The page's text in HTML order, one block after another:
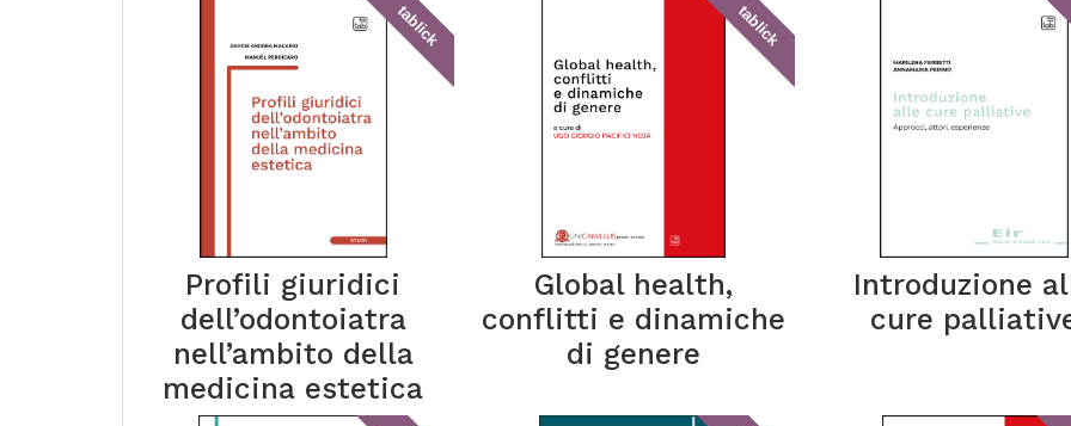
tablick
Profili giuridici
dell’odontoiatra
nell’ambito della
medicina estetica
tablick
Global health,
conflitti e dinamiche
di genere
Introduzione
cure